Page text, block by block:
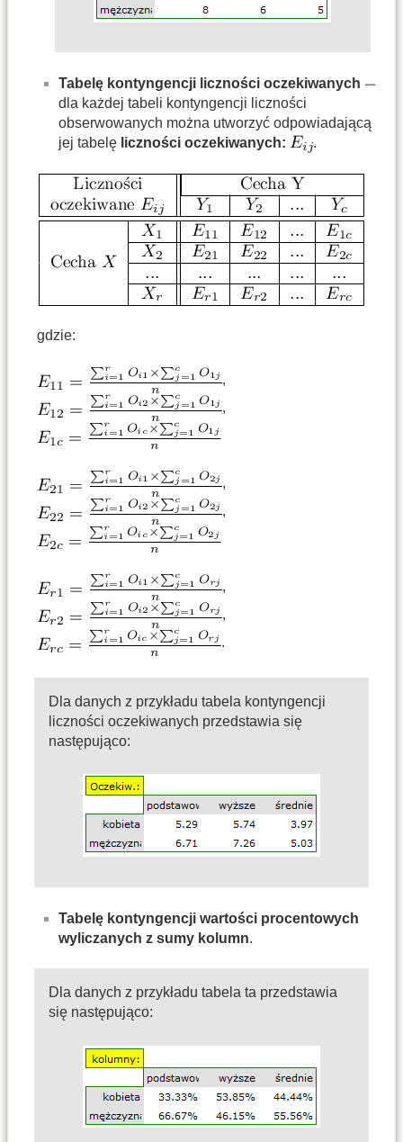
Tabelę kontyngencji liczności oczekiwanych
dla każdej tabeli kontyngencji liczności
obserwowanych można utworzyć odpowiadającą
jej tabelę liczności oczekiwanych: .
gdzie:
,
,
,
,
.
Dla danych z przykładu tabela kontyngencji
liczności oczekiwanych przedstawia się
następująco:
Tabelę kontyngencji wartości procentowych
wyliczanych z sumy kolumn.
Dla danych z przykładu tabela ta przedstawia
się następująco: